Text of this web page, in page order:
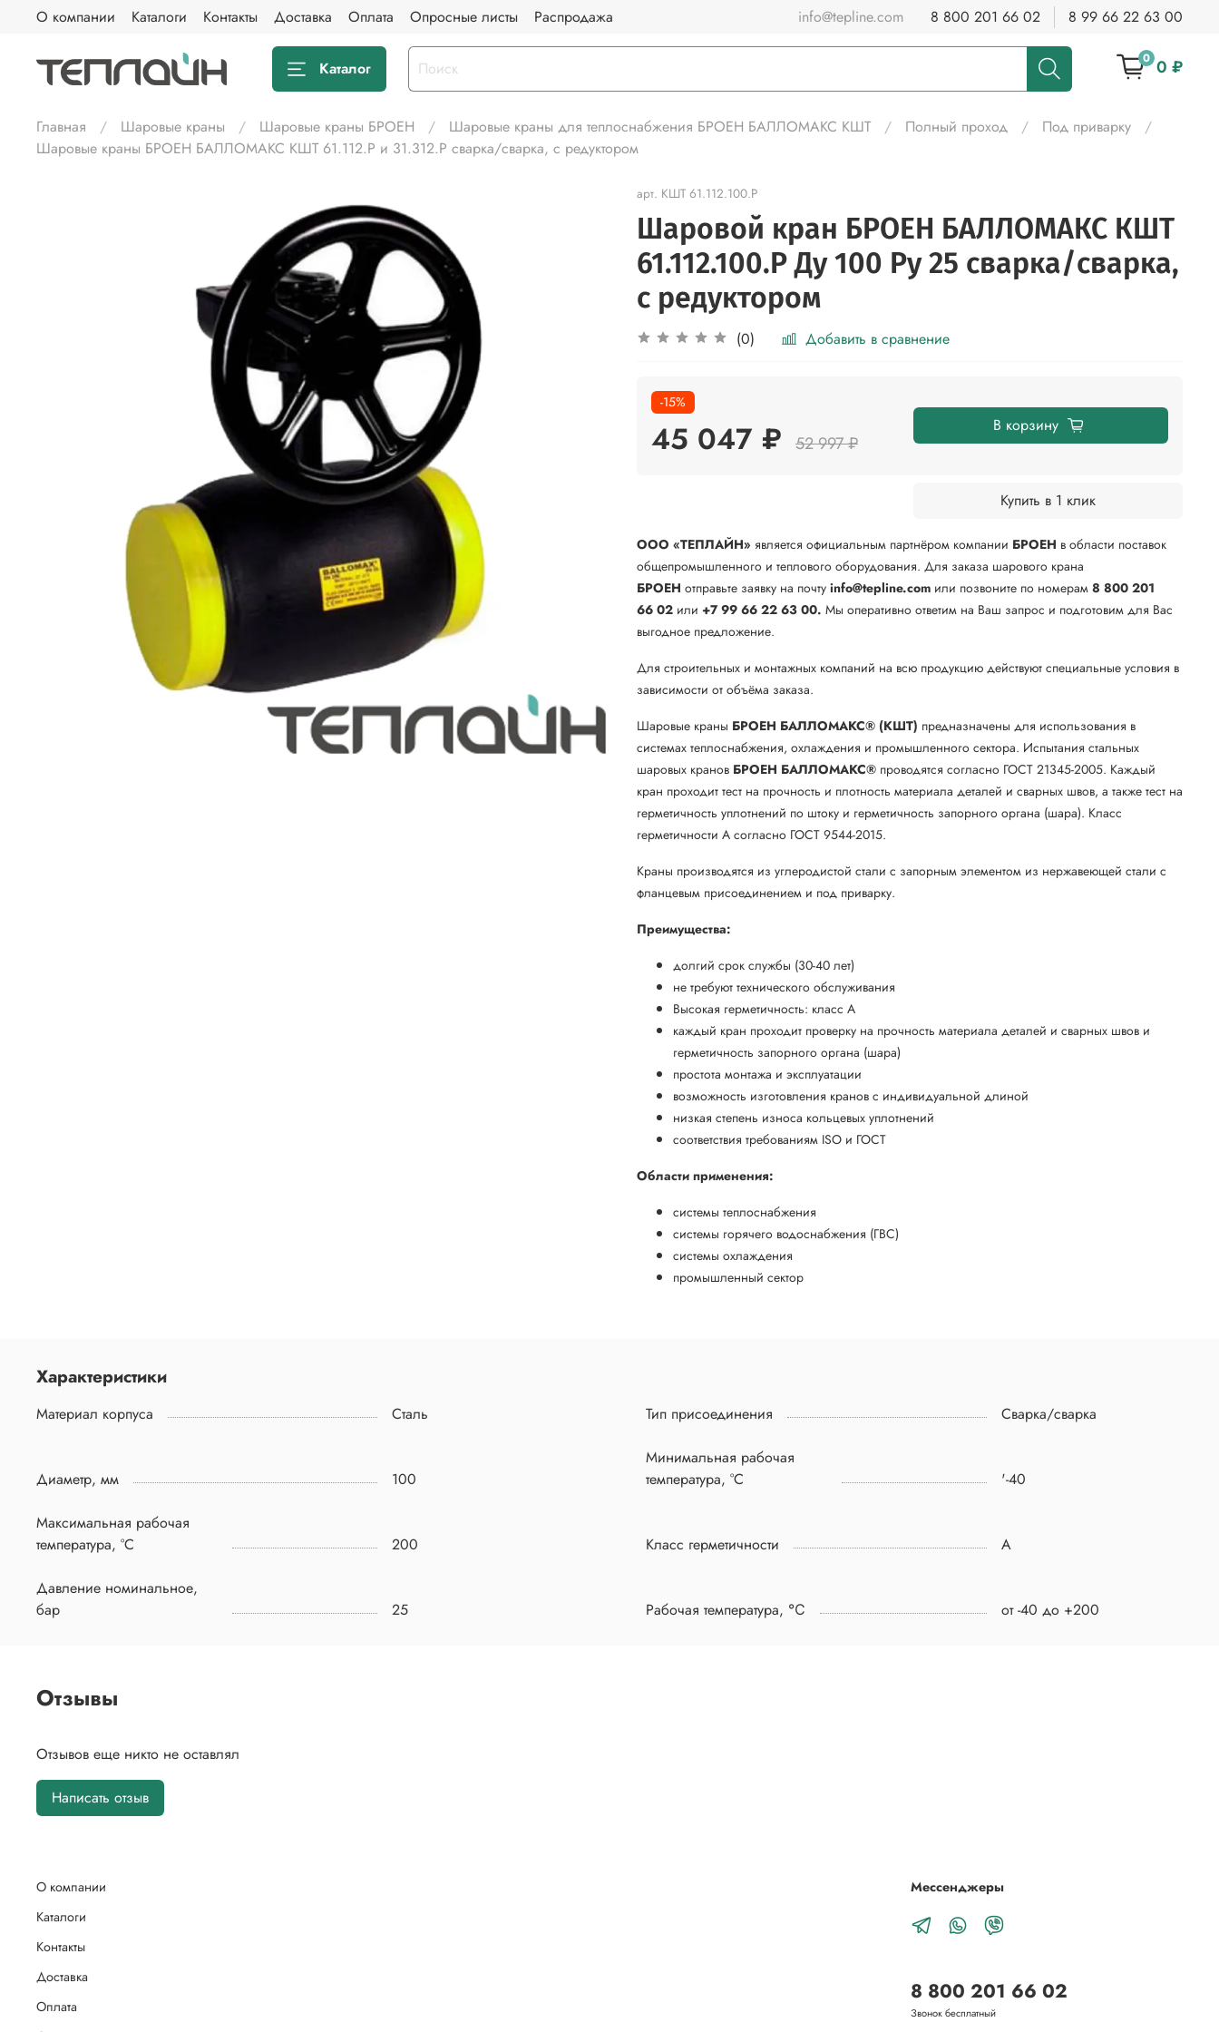
О компании Каталоги Контакты Доставка Оплата Опросные листы Распродажа info@tepline.com 8 800 201 66 02 8 99 66 22 63 00
Каталог 0 0 ₽
Главная Шаровые краны Шаровые краны БРОЕН Шаровые краны для теплоснабжения БРОЕН БАЛЛОМАКС КШТ Полный проход
Под приварку
Шаровые краны БРОЕН БАЛЛОМАКС КШТ 61.112.Р и 31.312.Р сварка/сварка, с редуктором
арт. КШТ 61.112.100.Р
Шаровой кран БРОЕН БАЛЛОМАКС КШТ
61.112.100.Р Ду 100 Ру 25 сварка/сварка,
с редуктором
(0) Добавить в сравнение
-15%
45 047 ₽ 52 997 ₽
В корзину
Купить в 1 клик
ООО «ТЕПЛАЙН» является официальным партнёром компании БРОЕН в области поставок
общепромышленного и теплового оборудования. Для заказа шарового крана
БРОЕН отправьте заявку на почту info@tepline.com или позвоните по номерам 8 800 201
66 02 или +7 99 66 22 63 00. Мы оперативно ответим на Ваш запрос и подготовим для Вас
выгодное предложение.
Для строительных и монтажных компаний на всю продукцию действуют специальные условия в
зависимости от объёма заказа.
Шаровые краны БРОЕН БАЛЛОМАКС® (КШТ) предназначены для использования в
системах теплоснабжения, охлаждения и промышленного сектора. Испытания стальных
шаровых кранов БРОЕН БАЛЛОМАКС® проводятся согласно ГОСТ 21345-2005. Каждый
кран проходит тест на прочность и плотность материала деталей и сварных швов, а также тест на
герметичность уплотнений по штоку и герметичность запорного органа (шара). Класс
герметичности А согласно ГОСТ 9544-2015.
Краны производятся из углеродистой стали с запорным элементом из нержавеющей стали с
фланцевым присоединением и под приварку.
Преимущества:
долгий срок службы (30-40 лет)
не требуют технического обслуживания
Высокая герметичность: класс А
каждый кран проходит проверку на прочность материала деталей и сварных швов и
герметичность запорного органа (шара)
простота монтажа и эксплуатации
возможность изготовления кранов с индивидуальной длиной
низкая степень износа кольцевых уплотнений
соответствия требованиям ISO и ГОСТ
Области применения:
системы теплоснабжения
системы горячего водоснабжения (ГВС)
системы охлаждения
промышленный сектор
Характеристики
Материал корпуса Сталь Тип присоединения Сварка/сварка
Диаметр, мм 100
Минимальная рабочая
температура, °C
'-40
Максимальная рабочая
температура, °C
200 Класс герметичности A
Давление номинальное,
бар
25 Рабочая температура, ℃ от -40 до +200
Отзывы
Отзывов еще никто не оставлял
Написать отзыв
О компании
Каталоги
Контакты
Доставка
Оплата
Мессенджеры
8 800 201 66 02
Звонок бесплатный